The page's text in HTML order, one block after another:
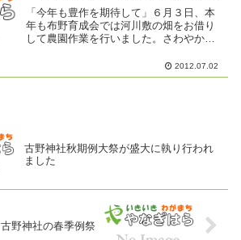
「今年も豊作を期待して」６月３日、本
年も布野育成会では河川敷の畑をお借り
して農園作業を行いました。さわやかな
の手を借りながらサツマイモの植え付け
を、育成会の子ども達みんなで協力して
2012.07.02
古野神社秋期例大祭が盛大に執り行われ
ました
古野神社の春季例祭